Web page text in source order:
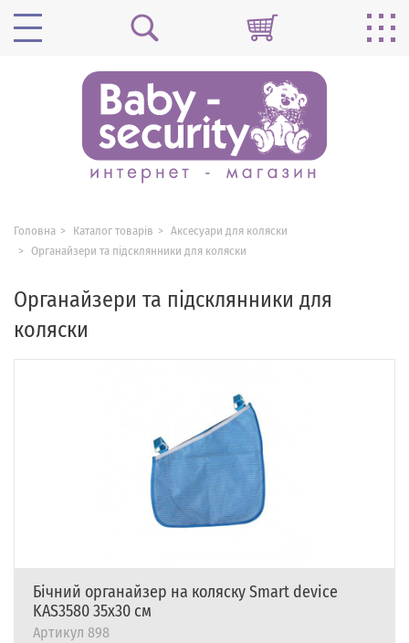
Головна Каталог товарів
Аксесуари для коляски
Органайзери та підсклянники для коляски
Органайзери та підсклянники для
коляски
Бічний органайзер на коляску Smart device
KAS3580 35х30 см
Артикул 898